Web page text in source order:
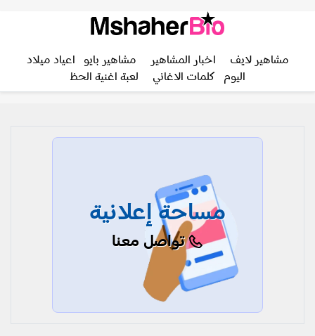
مشاهير لايف اخبار المشاهير مشاهير بايو
اعياد ميلاد
اليوم
كلمات الاغاني لعبة اغنية الحظ
مساحة إعلانية
تواصل معنا